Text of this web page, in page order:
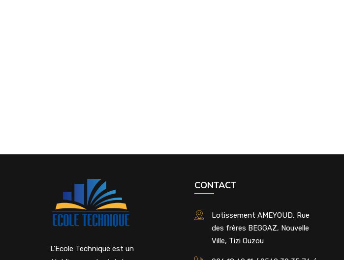
L'Ecole Technique est un
CONTACT
Lotissement AMEYOUD, Rue
des frères BEGGAZ, Nouvelle
Ville, Tizi Ouzou